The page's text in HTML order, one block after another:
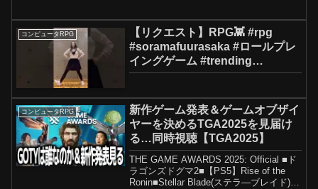
主観で選んでいるので良ければ皆さんの
『好きなR...
コンピュータRPG
【リクエスト】RPG👾 #rpg
#soramafuurasaka #ロールプレ
イングゲーム #trending
#youtubeshorts
コンピュータRPG
新作ゲーム発表＆ゲームオブザイ
ヤーを決めるTGA2025を見届け
る…同時視聴【TGA2025】
THE GAME AWARDS 2025: Official ■ド
ラゴンズドグマ2■【PS5】Rise of the
Ronin■Stellar Blade(ステラ―ブレイド)■